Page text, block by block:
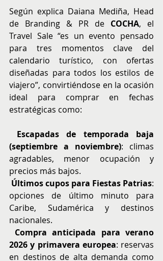
Según explica Daiana Mediña, Head
de Branding & PR de COCHA, el
Travel Sale “es un evento pensado
para tres momentos clave del
calendario turístico, con ofertas
diseñadas para todos los estilos de
viajero”, convirtiéndose en la ocasión
ideal para comprar en fechas
estratégicas como:
️ Escapadas de temporada baja
(septiembre a noviembre): climas
agradables, menor ocupación y
precios más bajos.
️ Últimos cupos para Fiestas Patrias:
opciones de último minuto para
Caribe, Sudamérica y destinos
nacionales.
️ Compra anticipada para verano
2026 y primavera europea: reservas
en destinos de alta demanda como